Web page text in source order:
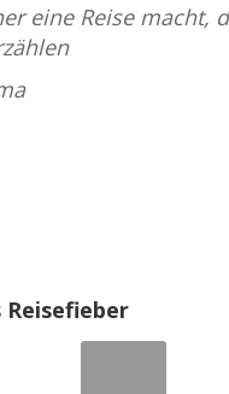
eine Reise macht,
Reisefieber